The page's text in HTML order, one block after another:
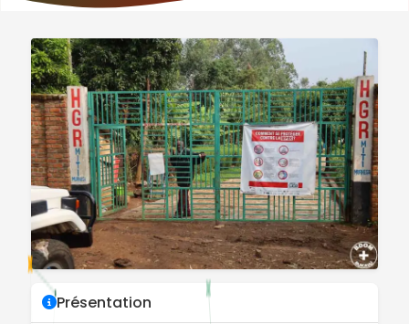
Présentation